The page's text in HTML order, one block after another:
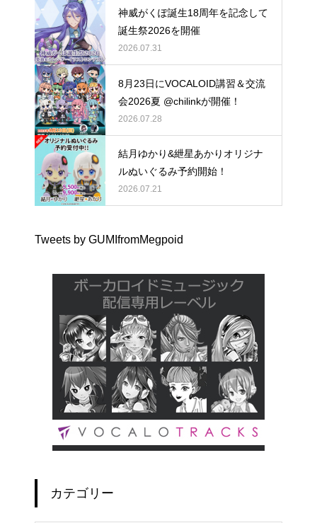
神威がくぽ誕生18周年を記念して
誕生祭2026を開催
2026.07.31
8月23日にVOCALOID講習＆交流
会2026夏 @chilinkが開催！
2026.07.28
結月ゆかり&紲星あかりオリジナ
ルぬいぐるみ予約開始！
2026.07.21
Tweets by GUMIfromMegpoid
カテゴリー